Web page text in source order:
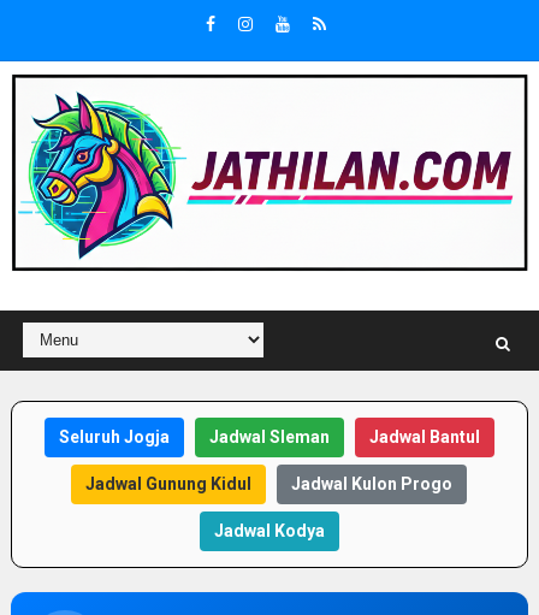
Seluruh Jogja Jadwal Sleman Jadwal Bantul
Jadwal Gunung Kidul Jadwal Kulon Progo
Jadwal Kodya